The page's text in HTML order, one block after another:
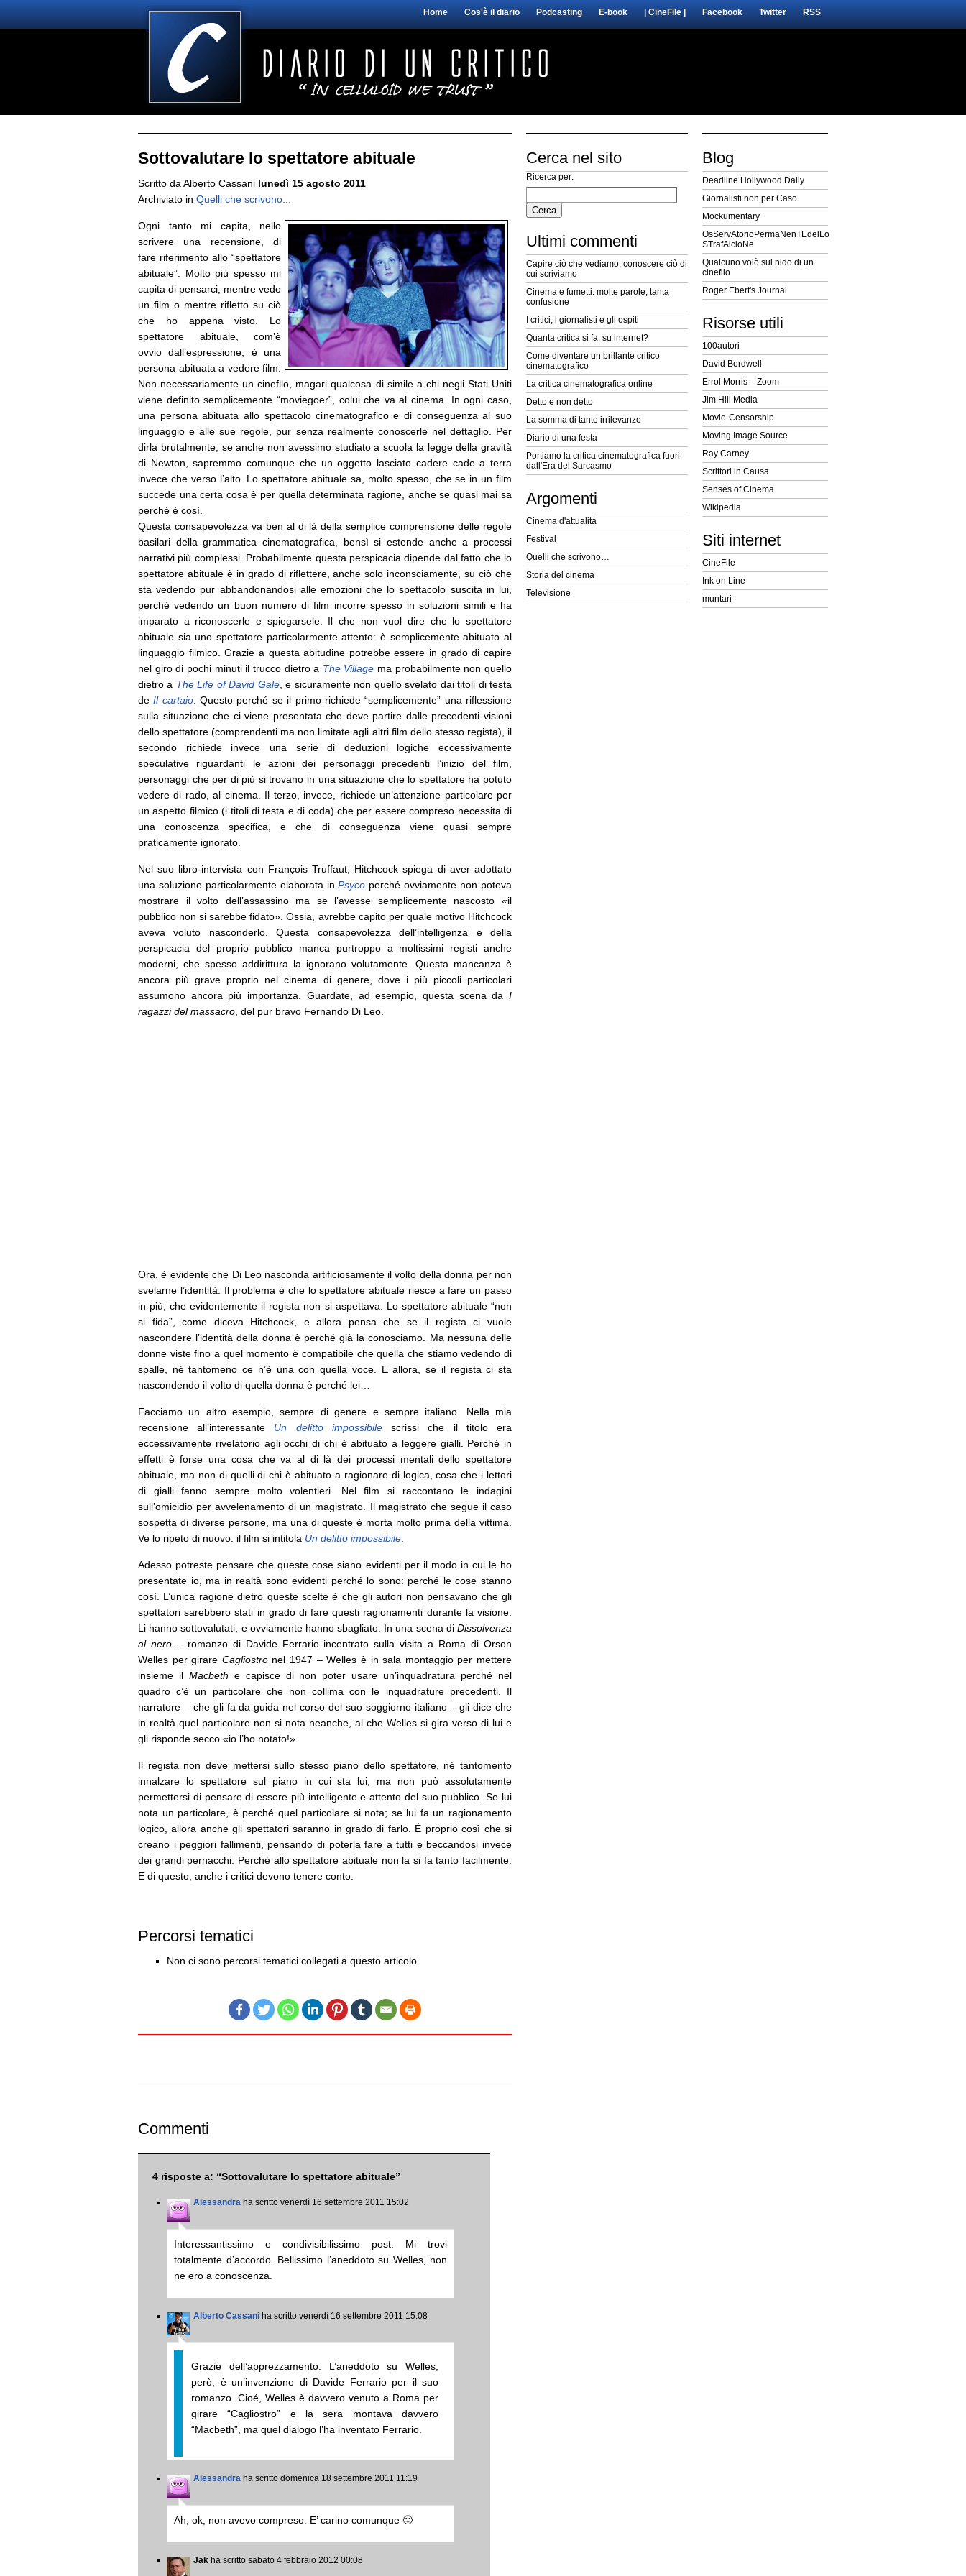
Home Cos'è il diario Podcasting E-book | CineFile | Facebook Twitter RSS
Sottovalutare lo spettatore abituale
Scritto da Alberto Cassani lunedì 15 agosto 2011
Archiviato in Quelli che scrivono...
Ogni tanto mi capita, nello
scrivere una recensione, di
fare riferimento allo “spettatore
abituale”. Molto più spesso mi
capita di pensarci, mentre vedo
un film o mentre rifletto su ciò
che ho appena visto. Lo
spettatore abituale, com’è
ovvio dall’espressione, è una
persona abituata a vedere film.
Non necessariamente un cinefilo, magari qualcosa di simile a chi negli Stati Uniti
viene definito semplicemente “moviegoer”, colui che va al cinema. In ogni caso,
una persona abituata allo spettacolo cinematografico e di conseguenza al suo
linguaggio e alle sue regole, pur senza realmente conoscerle nel dettaglio. Per
dirla brutalmente, se anche non avessimo studiato a scuola la legge della gravità
di Newton, sapremmo comunque che un oggetto lasciato cadere cade a terra
invece che verso l’alto. Lo spettatore abituale sa, molto spesso, che se in un film
succede una certa cosa è per quella determinata ragione, anche se quasi mai sa
perché è così.
Questa consapevolezza va ben al di là della semplice comprensione delle regole
basilari della grammatica cinematografica, bensì si estende anche a processi
narrativi più complessi. Probabilmente questa perspicacia dipende dal fatto che lo
spettatore abituale è in grado di riflettere, anche solo inconsciamente, su ciò che
sta vedendo pur abbandonandosi alle emozioni che lo spettacolo suscita in lui,
perché vedendo un buon numero di film incorre spesso in soluzioni simili e ha
imparato a riconoscerle e spiegarsele. Il che non vuol dire che lo spettatore
abituale sia uno spettatore particolarmente attento: è semplicemente abituato al
linguaggio filmico. Grazie a questa abitudine potrebbe essere in grado di capire
nel giro di pochi minuti il trucco dietro a The Village ma probabilmente non quello
dietro a The Life of David Gale, e sicuramente non quello svelato dai titoli di testa
deIl cartaio. Questo perché se il primo richiede “semplicemente” una riflessione
sulla situazione che ci viene presentata che deve partire dalle precedenti visioni
dello spettatore (comprendenti ma non limitate agli altri film dello stesso regista), il
secondo richiede invece una serie di deduzioni logiche eccessivamente
speculative riguardanti le azioni dei personaggi precedenti l’inizio del film,
personaggi che per di più si trovano in una situazione che lo spettatore ha potuto
vedere di rado, al cinema. Il terzo, invece, richiede un’attenzione particolare per
un aspetto filmico (i titoli di testa e di coda) che per essere compreso necessita di
una conoscenza specifica, e che di conseguenza viene quasi sempre
praticamente ignorato.
Nel suo libro-intervista con François Truffaut, Hitchcock spiega di aver adottato
una soluzione particolarmente elaborata inPsyco perché ovviamente non poteva
mostrare il volto dell’assassino ma se l’avesse semplicemente nascosto «il
pubblico non si sarebbe fidato». Ossia, avrebbe capito per quale motivo Hitchcock
aveva voluto nasconderlo. Questa consapevolezza dell’intelligenza e della
perspicacia del proprio pubblico manca purtroppo a moltissimi registi anche
moderni, che spesso addirittura la ignorano volutamente. Questa mancanza è
ancora più grave proprio nel cinema di genere, dove i più piccoli particolari
assumono ancora più importanza. Guardate, ad esempio, questa scena da I
ragazzi del massacro , del pur bravo Fernando Di Leo.
Ora, è evidente che Di Leo nasconda artificiosamente il volto della donna per non
svelarne l’identità. Il problema è che lo spettatore abituale riesce a fare un passo
in più, che evidentemente il regista non si aspettava. Lo spettatore abituale “non
si fida”, come diceva Hitchcock, e allora pensa che se il regista ci vuole
nascondere l’identità della donna è perché già la conosciamo. Ma nessuna delle
donne viste fino a quel momento è compatibile che quella che stiamo vedendo di
spalle, né tantomeno ce n’è una con quella voce. E allora, se il regista ci sta
nascondendo il volto di quella donna è perché lei…
Facciamo un altro esempio, sempre di genere e sempre italiano. Nella mia
recensione all’interessante Un delitto impossibilescrissi che il titolo era
eccessivamente rivelatorio agli occhi di chi è abituato a leggere gialli. Perché in
effetti è forse una cosa che va al di là dei processi mentali dello spettatore
abituale, ma non di quelli di chi è abituato a ragionare di logica, cosa che i lettori
di gialli fanno sempre molto volentieri. Nel film si raccontano le indagini
sull’omicidio per avvelenamento di un magistrato. Il magistrato che segue il caso
sospetta di diverse persone, ma una di queste è morta molto prima della vittima.
Ve lo ripeto di nuovo: il film si intitola Un delitto impossibile
Adesso potreste pensare che queste cose siano evidenti per il modo in cui le ho
presentate io, ma in realtà sono evidenti perché lo sono: perché le cose stanno
così. L’unica ragione dietro queste scelte è che gli autori non pensavano che gli
spettatori sarebbero stati in grado di fare questi ragionamenti durante la visione.
Li hanno sottovalutati, e ovviamente hanno sbagliato. In una scena di Dissolvenza
al nero– romanzo di Davide Ferrario incentrato sulla visita a Roma di Orson
Welles per girare Cagliostronel 1947 – Welles è in sala montaggio per mettere
insieme il Macbeth e capisce di non poter usare un’inquadratura perché nel
quadro c’è un particolare che non collima con le inquadrature precedenti. Il
narratore – che gli fa da guida nel corso del suo soggiorno italiano – gli dice che
in realtà quel particolare non si nota neanche, al che Welles si gira verso di lui e
gli risponde secco «io l’ho notato!».
Il regista non deve mettersi sullo stesso piano dello spettatore, né tantomento
innalzare lo spettatore sul piano in cui sta lui, ma non può assolutamente
permettersi di pensare di essere più intelligente e attento del suo pubblico. Se lui
nota un particolare, è perché quel particolare si nota; se lui fa un ragionamento
logico, allora anche gli spettatori saranno in grado di farlo. È proprio così che si
creano i peggiori fallimenti, pensando di poterla fare a tutti e beccandosi invece
dei grandi pernacchi. Perché allo spettatore abituale non la si fa tanto facilmente.
E di questo, anche i critici devono tenere conto.
Percorsi tematici
Non ci sono percorsi tematici collegati a questo articolo.
Commenti
4 risposte a: “Sottovalutare lo spettatore abituale”
Alessandra ha scritto venerdì 16 settembre 2011 15:02
Interessantissimo e condivisibilissimo post. Mi trovi
totalmente d’accordo. Bellissimo l’aneddoto su Welles, non
ne ero a conoscenza.
Alberto Cassani ha scritto venerdì 16 settembre 2011 15:08
Grazie dell’apprezzamento. L’aneddoto su Welles,
però, è un’invenzione di Davide Ferrario per il suo
romanzo. Cioé, Welles è davvero venuto a Roma per
girare “Cagliostro” e la sera montava davvero
“Macbeth”, ma quel dialogo l’ha inventato Ferrario.
Alessandra ha scritto domenica 18 settembre 2011 11:19
Ah, ok, non avevo compreso. E’ carino comunque 🙂
Jak ha scritto sabato 4 febbraio 2012 00:08
Cerca nel sito
Ricerca per:
Ultimi commenti
Capire ciò che vediamo, conoscere ciò di
cui scriviamo
Cinema e fumetti: molte parole, tanta
confusione
I critici, i giornalisti e gli ospiti
Quanta critica si fa, su internet?
Come diventare un brillante critico
cinematografico
La critica cinematografica online
Detto e non detto
La somma di tante irrilevanze
Diario di una festa
Portiamo la critica cinematografica fuori
dall'Era del Sarcasmo
Argomenti
Cinema d'attualità
Festival
Quelli che scrivono…
Storia del cinema
Televisione
Blog
Deadline Hollywood Daily
Giornalisti non per Caso
Mockumentary
OsServAtorioPermaNenTEdelLo
STrafAlcioNe
Qualcuno volò sul nido di un
cinefilo
Roger Ebert's Journal
Risorse utili
100autori
David Bordwell
Errol Morris – Zoom
Jim Hill Media
Movie-Censorship
Moving Image Source
Ray Carney
Scrittori in Causa
Senses of Cinema
Wikipedia
Siti internet
CineFile
Ink on Line
muntari